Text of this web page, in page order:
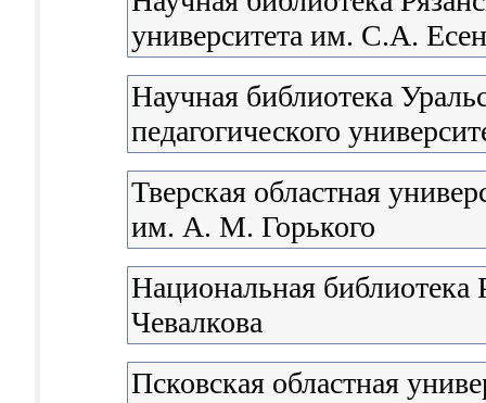
университета им. С.А.
Научная библиотека
педагогического
Тверская областная
им. А. М. Горького
Национальная
Чевалкова
Псковская областная